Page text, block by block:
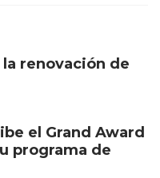
renovación de
el Grand Award
programa de